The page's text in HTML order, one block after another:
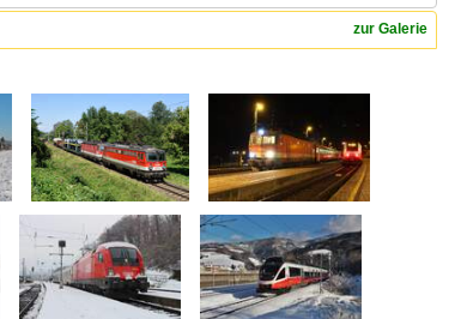
zur Galerie